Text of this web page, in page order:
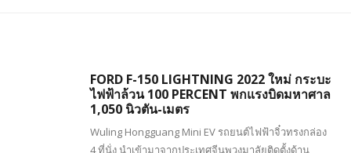
FORD F-150 LIGHTNING 2022 ใหม่ กระบะ
ไฟฟ้าล้วน 100 PERCENT พกแรงบิดมหาศาล
1,050 นิวตัน-เมตร
Wuling Hongguang Mini EV รถยนต์ไฟฟ้าจิ๋วทรงกล่อง
4 ที่นั่ง นำเข้ามาจากประเทศจีนพวงมาลัยติดตั้งด้าน